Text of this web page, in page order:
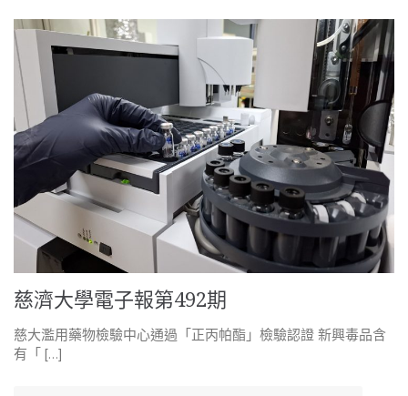
慈濟大學電子報第492期
慈大濫用藥物檢驗中心通過「正丙帕酯」檢驗認證 新興毒品含
有「 […]